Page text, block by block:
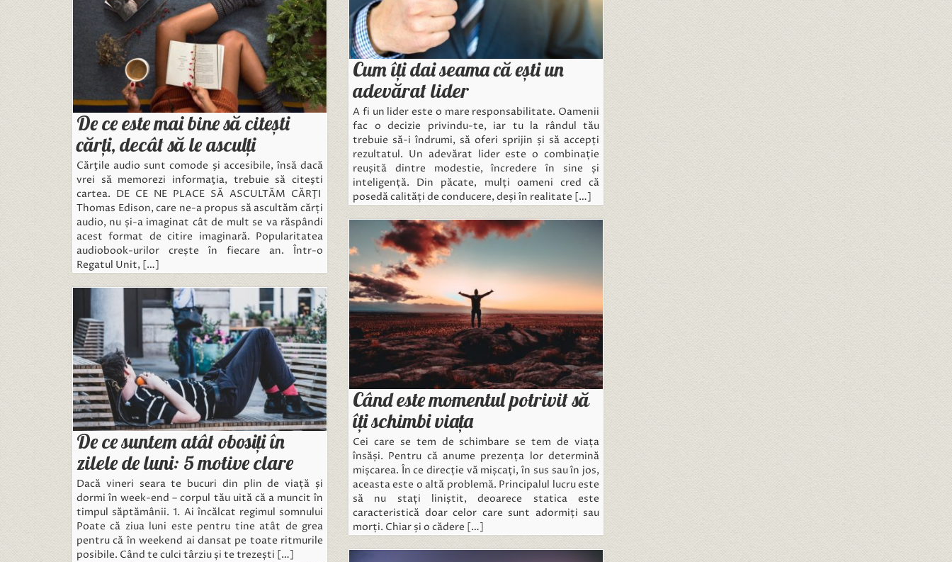
De ce este mai bine să citeşti
cărţi, decât să le asculţi
Cărţile audio sunt comode şi accesibile, însă dacă
vrei să memorezi informaţia, trebuie să citeşti
cartea. DE CE NE PLACE SĂ ASCULTĂM CĂRŢI
Thomas Edison, care ne-a propus să ascultăm cărți
audio, nu și-a imaginat cât de mult se va răspândi
acest format de citire imaginară. Popularitatea
audiobook-urilor crește în fiecare an. Într-o
Regatul Unit, […]
De ce suntem atât obosiți în
zilele de luni: 5 motive clare
Dacă vineri seara te bucuri din plin de viață și
dormi în week-end – corpul tău uită că a muncit în
timpul săptămânii. 1. Ai încălcat regimul somnului
Poate că ziua luni este pentru tine atât de grea
pentru că în weekend ai dansat pe toate ritmurile
posibile. Când te culci târziu și te trezești […]
Cum îți dai seama că ești un
adevărat lider
A fi un lider este o mare responsabilitate. Oamenii
fac o decizie privindu-te, iar tu la rândul tău
trebuie să-i îndrumi, să oferi sprijin și să accepți
rezultatul. Un adevărat lider este o combinație
reușită dintre modestie, încredere în sine și
inteligență. Din păcate, mulți oameni cred că
posedă calități de conducere, deși în realitate […]
Când este momentul potrivit să
îți schimbi viața
Cei care se tem de schimbare se tem de viața
însăși. Pentru că anume prezența lor determină
mișcarea. În ce direcție vă mișcați, în sus sau în jos,
aceasta este o altă problemă. Principalul lucru este
să nu stați liniștit, deoarece statica este
caracteristică doar celor care sunt adormiți sau
morți. Chiar și o cădere […]